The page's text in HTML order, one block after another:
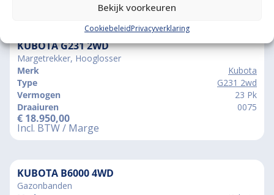
Bekijk voorkeuren
CookiebeleidPrivacyverklaring
Vergelijkbare producten
KUBOTA G231 2WD
Margetrekker, Hooglosser
Merk
Kubota
Type
G231 2wd
Vermogen
23 Pk
Draaiuren
0075
€ 18.950,00
Incl. BTW / Marge
KUBOTA B6000 4WD
Gazonbanden